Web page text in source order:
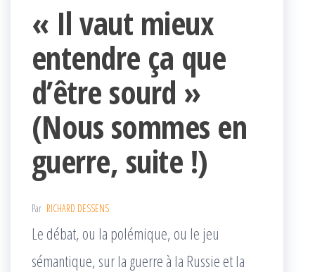
« Il vaut mieux
entendre ça que
d’être sourd »
(Nous sommes en
guerre, suite !)
Par RICHARD DESSENS
Le débat, ou la polémique, ou le jeu
sémantique, sur la guerre à la Russie et la